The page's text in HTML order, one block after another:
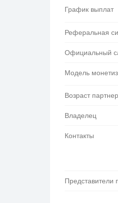
График выплат
Реферальная
Официальный
Модель
Возраст
Владелец
Контакты
Представители